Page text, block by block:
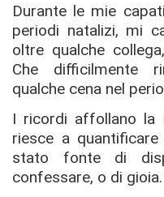
Durante le mie
periodi natalizi, mi
oltre qualche
Che difficilmente
qualche cena nel
I ricordi affollano la
riesce a
stato fonte di
confessare, o di